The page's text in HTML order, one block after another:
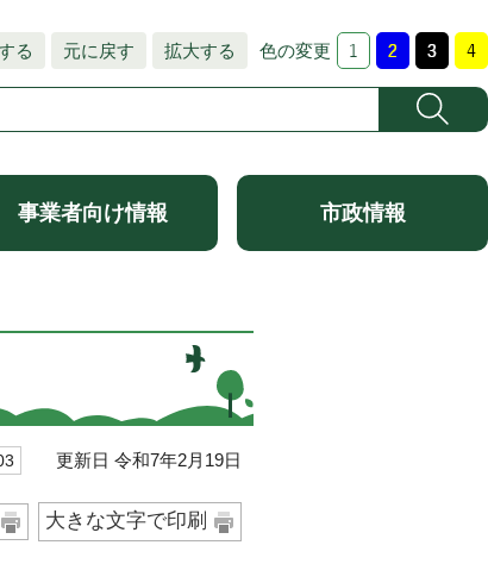
る 元に戻す 拡大する 色の変更
事業者向け情報 市政情報
更新日 令和7年2月19日
大きな文字で印刷